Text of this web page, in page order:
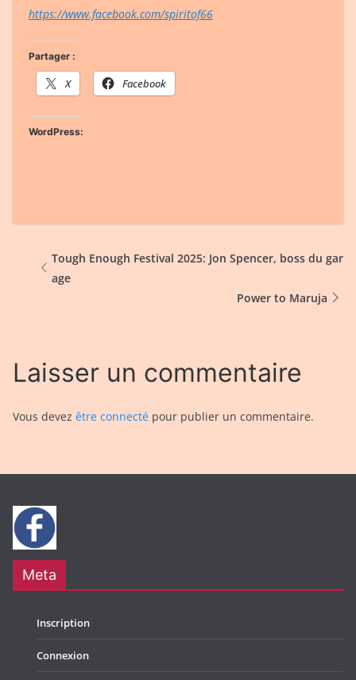
https://www.facebook.com/spiritof66
Partager :
X Facebook
WordPress:
Tough Enough Festival 2025: Jon Spencer, boss du gar
age
Power to Maruja
Laisser un commentaire
Vous devez être connecté pour publier un commentaire.
Meta
Inscription
Connexion